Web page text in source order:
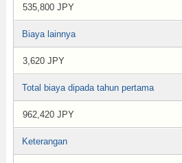
535,800 JPY
Biaya lainnya
3,620 JPY
Total biaya dipada tahun pertama
962,420 JPY
Keterangan